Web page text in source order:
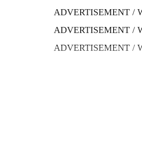
ADVERTISEMENT /
ADVERTISEMENT /
ADVERTISEMENT /